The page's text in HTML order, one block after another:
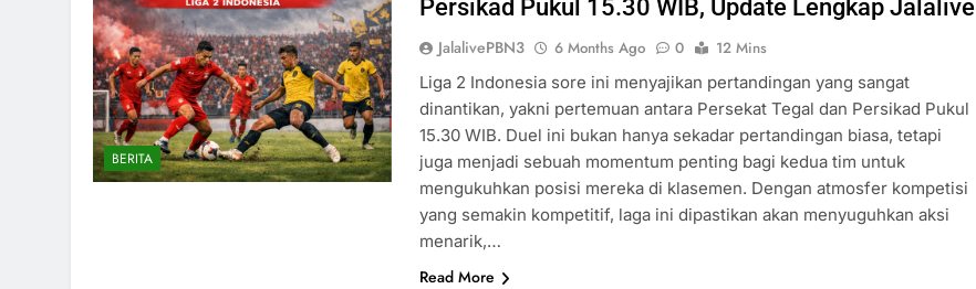
BERITA
Persikad Pukul 15.30 WIB, Update Lengkap Jalalive
JalalivePBN3 6 Months Ago 0
12 Mins
Liga 2 Indonesia sore ini menyajikan pertandingan yang sangat
dinantikan, yakni pertemuan antara Persekat Tegal dan Persikad Pukul
15.30 WIB. Duel ini bukan hanya sekadar pertandingan biasa, tetapi
juga menjadi sebuah momentum penting bagi kedua tim untuk
mengukuhkan posisi mereka di klasemen. Dengan atmosfer kompetisi
yang semakin kompetitif, laga ini dipastikan akan menyuguhkan aksi
menarik,…
Read More